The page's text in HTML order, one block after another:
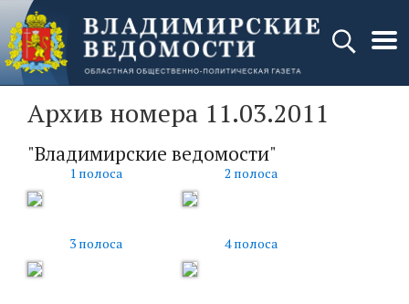
Архив номера 11.03.2011
"Владимирские ведомости"
1 полоса 2 полоса
3 полоса 4 полоса